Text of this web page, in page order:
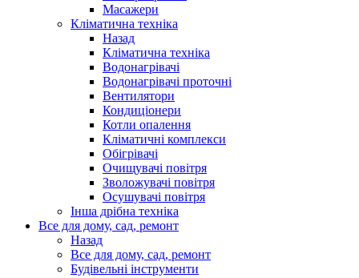
Масажери
Кліматична техніка
Назад
Кліматична техніка
Водонагрівачі
Водонагрівачі проточні
Вентилятори
Кондиціонери
Котли опалення
Кліматичні комплекси
Обігрівачі
Очищувачі повітря
Зволожувачі повітря
Осушувачі повітря
Інша дрібна техніка
Все для дому, сад, ремонт
Назад
Все для дому, сад, ремонт
Будівельні інструменти